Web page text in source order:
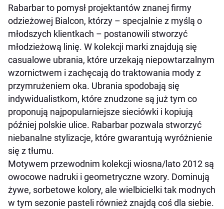
Rabarbar to pomysł projektantów znanej firmy
odzieżowej Bialcon, którzy – specjalnie z myślą o
młodszych klientkach – postanowili stworzyć
młodzieżową linię. W kolekcji marki znajdują się
casualowe ubrania, które urzekają niepowtarzalnym
wzornictwem i zachęcają do traktowania mody z
przymrużeniem oka. Ubrania spodobają się
indywidualistkom, które znudzone są już tym co
proponują najpopularniejsze sieciówki i kopiują
później polskie ulice. Rabarbar pozwala stworzyć
niebanalne stylizacje, które gwarantują wyróżnienie
się z tłumu.
Motywem przewodnim kolekcji wiosna/lato 2012 są
owocowe nadruki i geometryczne wzory. Dominują
żywe, sorbetowe kolory, ale wielbicielki tak modnych
w tym sezonie pasteli również znajdą coś dla siebie.